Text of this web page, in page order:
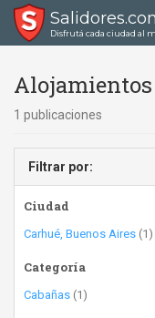
Disfrutá cada ciudad al
1 publicaciones
Filtrar por:
Ciudad
Carhué, Buenos Aires (1)
Categoría
Cabañas (1)